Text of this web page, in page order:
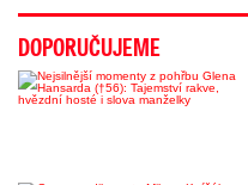
DOPORUČUJEME